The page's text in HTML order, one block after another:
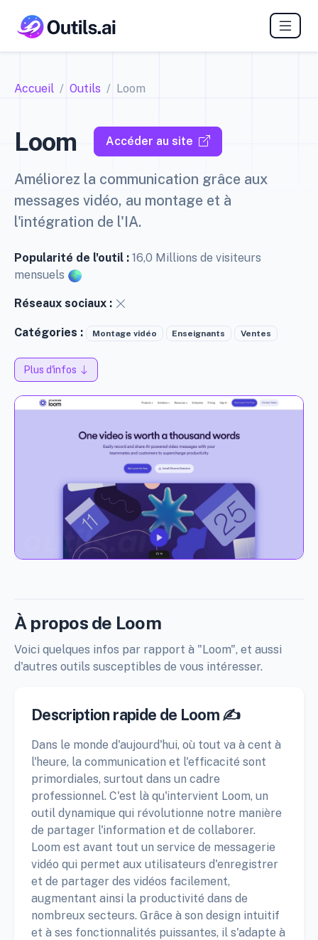
Accueil Outils Loom
Loom Accéder au site
Améliorez la communication grâce aux
messages vidéo, au montage et à
l'intégration de l'IA.
Popularité de l'outil : 16,0 Millions de visiteurs
mensuels
Réseaux sociaux :
Catégories : Montage vidéo Enseignants Ventes
Plus d'infos
À propos de Loom
Voici quelques infos par rapport à "Loom", et aussi
d'autres outils susceptibles de vous intéresser.
Description rapide de Loom ✍️
Dans le monde d'aujourd'hui, où tout va à cent à
l'heure, la communication et l'efficacité sont
primordiales, surtout dans un cadre
professionnel. C'est là qu'intervient Loom, un
outil dynamique qui révolutionne notre manière
de partager l'information et de collaborer.
Loom est avant tout un service de messagerie
vidéo qui permet aux utilisateurs d'enregistrer
et de partager des vidéos facilement,
augmentant ainsi la productivité dans de
nombreux secteurs. Grâce à son design intuitif
et à ses fonctionnalités puissantes, il s'adapte à